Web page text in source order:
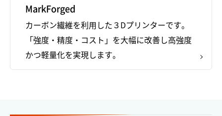
MarkForged
カーボン繊維を利用した３Dプリンターです。
「強度・精度・コスト」を大幅に改善し高強度
かつ軽量化を実現します。